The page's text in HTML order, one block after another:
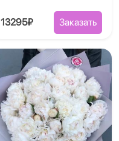
13295₽ Заказать